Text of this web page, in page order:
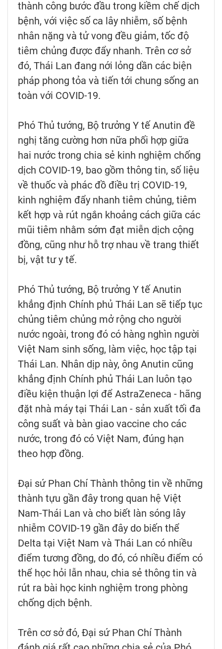
thành công bước đầu trong kiềm chế dịch
bệnh, với việc số ca lây nhiễm, số bệnh
nhân nặng và tử vong đều giảm, tốc độ
tiêm chủng được đẩy nhanh. Trên cơ sở
đó, Thái Lan đang nới lỏng dần các biện
pháp phong tỏa và tiến tới chung sống an
toàn với COVID-19.
Phó Thủ tướng, Bộ trưởng Y tế Anutin đề
nghị tăng cường hơn nữa phối hợp giữa
hai nước trong chia sẻ kinh nghiệm chống
dịch COVID-19, bao gồm thông tin, số liệu
về thuốc và phác đồ điều trị COVID-19,
kinh nghiệm đẩy nhanh tiêm chủng, tiêm
kết hợp và rút ngắn khoảng cách giữa các
mũi tiêm nhằm sớm đạt miễn dịch cộng
đồng, cũng như hỗ trợ nhau về trang thiết
bị, vật tư y tế.
Phó Thủ tướng, Bộ trưởng Y tế Anutin
khẳng định Chính phủ Thái Lan sẽ tiếp tục
chủng tiêm chủng mở rộng cho người
nước ngoài, trong đó có hàng nghìn người
Việt Nam sinh sống, làm việc, học tập tại
Thái Lan. Nhân dịp này, ông Anutin cũng
khẳng định Chính phủ Thái Lan luôn tạo
điều kiện thuận lợi để AstraZeneca - hãng
đặt nhà máy tại Thái Lan - sản xuất tối đa
công suất và bàn giao vaccine cho các
nước, trong đó có Việt Nam, đúng hạn
theo hợp đồng.
Đại sứ Phan Chí Thành thông tin về những
thành tựu gần đây trong quan hệ Việt
Nam-Thái Lan và cho biết làn sóng lây
nhiễm COVID-19 gần đây do biến thể
Delta tại Việt Nam và Thái Lan có nhiều
điểm tương đồng, do đó, có nhiều điểm có
thể học hỏi lẫn nhau, chia sẻ thông tin và
rút ra bài học kinh nghiệm trong phòng
chống dịch bệnh.
Trên cơ sở đó, Đại sứ Phan Chí Thành